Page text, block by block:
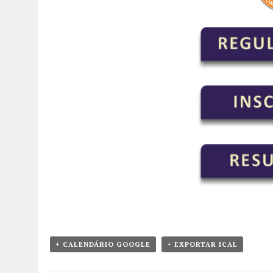
+ CALENDÁRIO GOOGLE + EXPORTAR ICAL